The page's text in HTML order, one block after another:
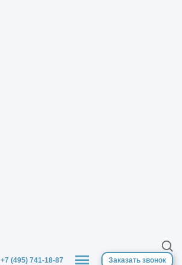
+7 (495) 741-18-87 Заказать звонок